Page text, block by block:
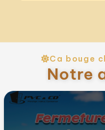
Ca bouge
Notre